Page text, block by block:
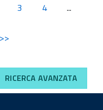
3 4 ...
>>
RICERCA AVANZATA